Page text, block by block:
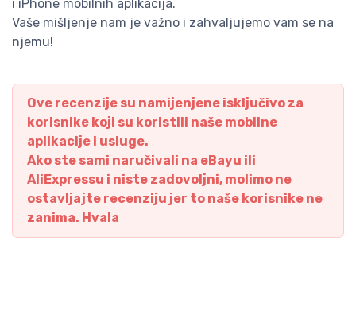
i iPhone mobilnih aplikacija.
Vaše mišljenje nam je važno i zahvaljujemo vam se na
njemu!
Ove recenzije su namijenjene isključivo za
korisnike koji su koristili naše mobilne
aplikacije i usluge.
Ako ste sami naručivali na eBayu ili
AliExpressu i niste zadovoljni, molimo ne
ostavljajte recenziju jer to naše korisnike ne
zanima. Hvala